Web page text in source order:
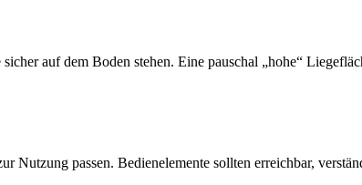
auf dem Boden stehen. Eine pauschal „hohe“
Nutzung passen. Bedienelemente sollten erreichbar,